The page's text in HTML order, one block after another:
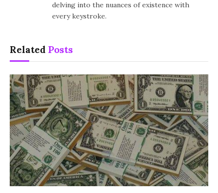
delving into the nuances of existence with
every keystroke.
Related Posts